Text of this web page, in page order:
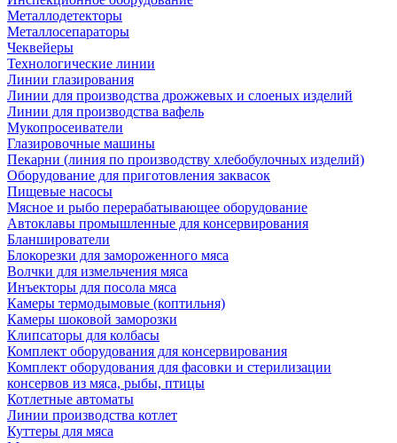
Металлодетекторы
Металлосепараторы
Чеквейеры
Технологические линии
Линии глазирования
Линии для производства дрожжевых и слоеных изделий
Линии для производства вафель
Мукопросеиватели
Глазировочные машины
Пекарни (линия по производству хлебобулочных изделий)
Оборудование для приготовления заквасок
Пищевые насосы
Мясное и рыбо перерабатывающее оборудование
Автоклавы промышленные для консервирования
Бланширователи
Блокорезки для замороженного мяса
Волчки для измельчения мяса
Инъекторы для посола мяса
Камеры термодымовые (коптильня)
Камеры шоковой заморозки
Клипсаторы для колбасы
Комплект оборудования для консервирования
Комплект оборудования для фасовки и стерилизации
консервов из мяса, рыбы, птицы
Котлетные автоматы
Линии производства котлет
Куттеры для мяса